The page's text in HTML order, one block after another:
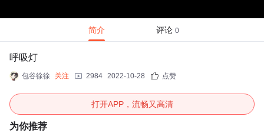
简介 评论 0
呼吸灯
包谷徐徐 关注 2984 2022-10-28 点赞
打开APP，流畅又高清
为你推荐